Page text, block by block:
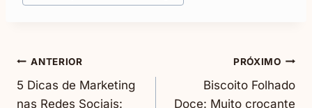
Navegação
De
ANTERIOR
5 Dicas de Marketing
nas Redes Sociais:
PRÓXIMO
Biscoito Folhado
Doce: Muito crocante